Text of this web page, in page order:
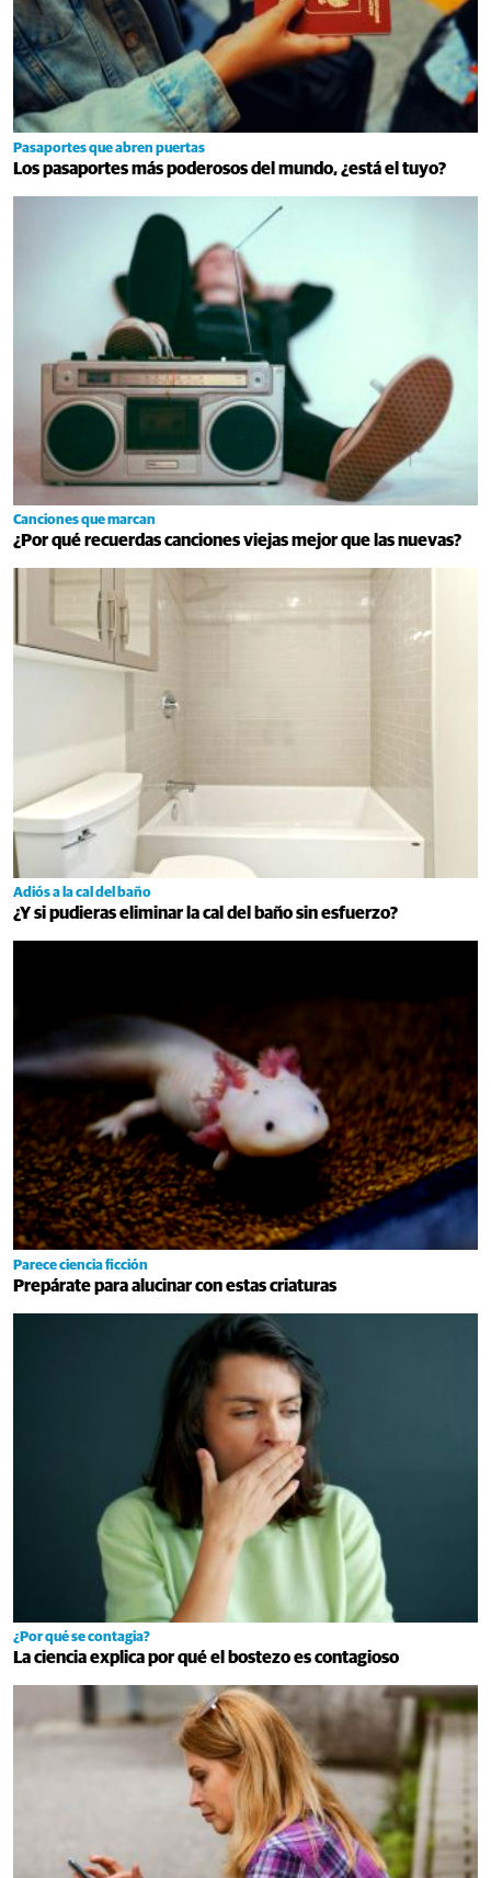
Pasaportes que abren puertas
Los pasaportes más poderosos del mundo, ¿está el tuyo?
Canciones que marcan
¿Por qué recuerdas canciones viejas mejor que las nuevas?
Adiós a la cal del baño
¿Y si pudieras eliminar la cal del baño sin esfuerzo?
Parece ciencia ficción
Prepárate para alucinar con estas criaturas
¿Por qué se contagia?
La ciencia explica por qué el bostezo es contagioso